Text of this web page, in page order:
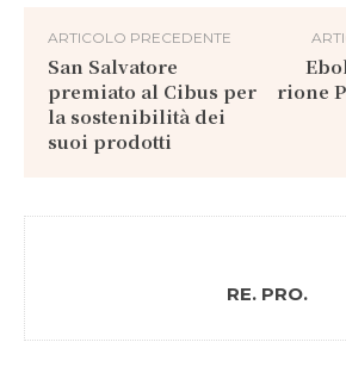
ARTICOLO PRECEDENTE
San Salvatore
premiato al Cibus per
la sostenibilità dei
suoi prodotti
rione
RE. PRO.